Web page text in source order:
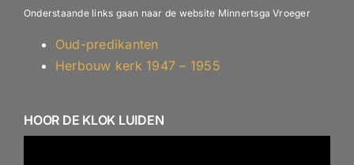
Onderstaande links gaan naar de website Minnertsga Vroeger
Oud-predikanten
Herbouw kerk 1947 – 1955
HOOR DE KLOK LUIDEN